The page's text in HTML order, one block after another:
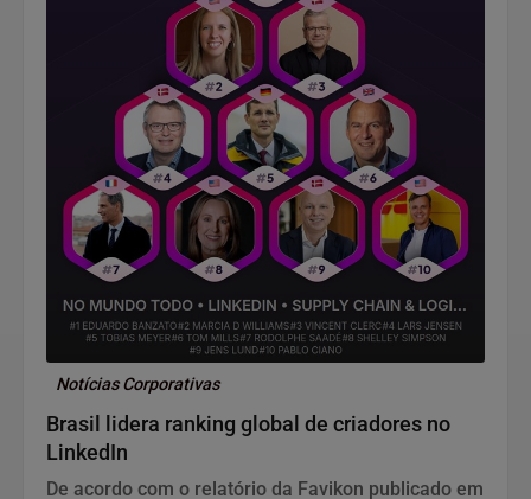
Notícias Corporativas
Brasil lidera ranking global de criadores no
LinkedIn
De acordo com o relatório da Favikon publicado em